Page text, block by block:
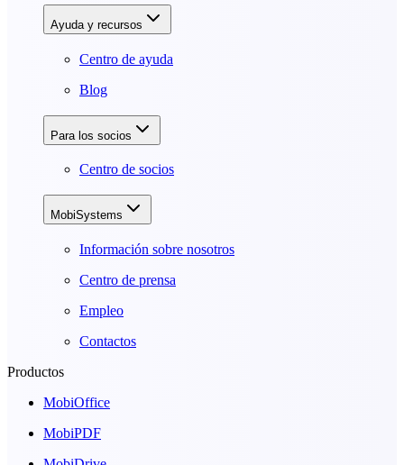
Ayuda y recursos
Centro de ayuda
Blog
Para los socios
Centro de socios
MobiSystems
Información sobre nosotros
Centro de prensa
Empleo
Contactos
Productos
MobiOffice
MobiPDF